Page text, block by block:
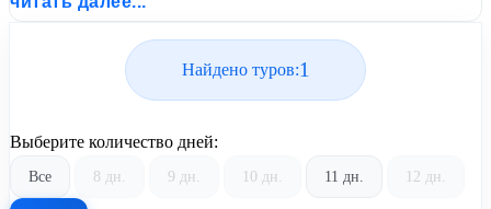
от United Travel Systems.
Найдено туров:1
Выберите количество дней:
Все 8 дн. 9 дн. 10 дн. 11 дн. 12 дн.